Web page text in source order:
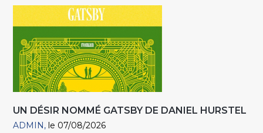
UN DÉSIR NOMMÉ GATSBY DE DANIEL HURSTEL
ADMIN le 07/08/2026